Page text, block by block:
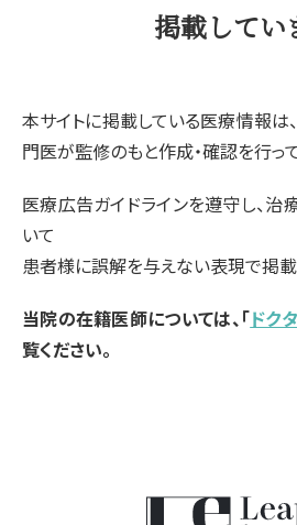
掲載してい
本サイトに掲載している医療情報は
門医が監修のもと作成・確認を行って
医療広告ガイドラインを遵守し、治
いて
患者様に誤解を与えない表現で掲載
当院の在籍医師については、「ドク
覧ください。